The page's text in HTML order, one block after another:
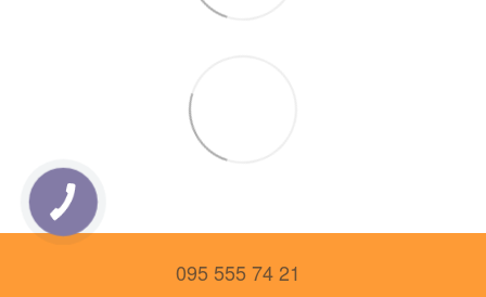
095 555 74 21